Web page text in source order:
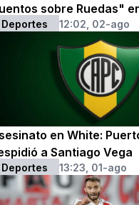
sobre Ruedas"
Deportes 12:02, 02-ago
en White:
a Santiago Vega
Deportes 13:23, 01-ago